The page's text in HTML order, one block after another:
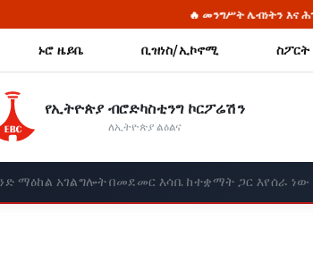
🔥 መንግሥት ሌብነትን እና ሕገወጥነትን ለመከላከል
ኑሮ ዜይቤ ቢዝነስ/ኢኮኖሚ ስፖርት
የኢትዮጵያ ብሮድካስቲንግ ኮርፖሬሽን
ለኢትዮጵያ ልዕልና
ማዕከል አገልግሎት በመደመር እሳቤ ከተቋማት ጋር እየሰራ